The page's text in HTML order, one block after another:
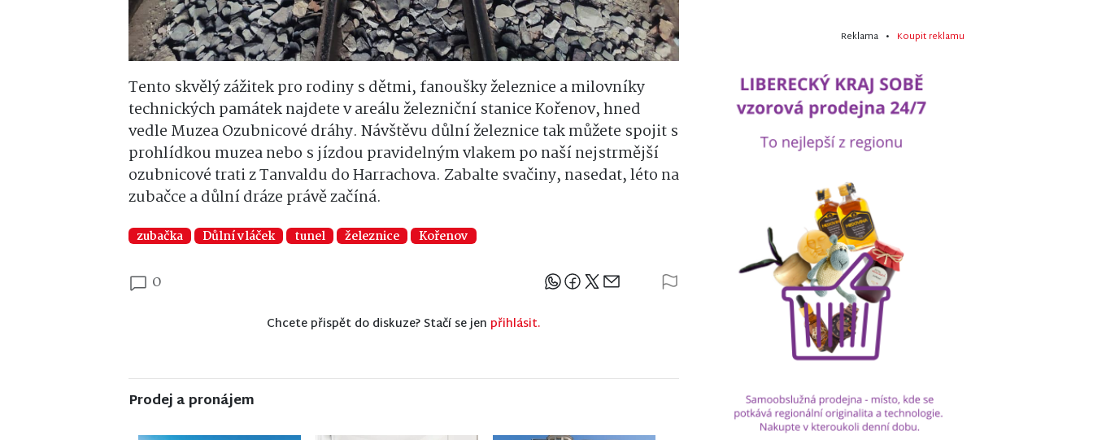
Tento skvělý zážitek pro rodiny s dětmi, fanoušky železnice a milovníky
technických památek najdete v areálu železniční stanice Kořenov, hned
vedle Muzea Ozubnicové dráhy. Návštěvu důlní železnice tak můžete spojit s
prohlídkou muzea nebo s jízdou pravidelným vlakem po naší nejstrmější
ozubnicové trati z Tanvaldu do Harrachova. Zabalte svačiny, nasedat, léto na
zubačce a důlní dráze právě začíná.
zubačka Důlní vláček tunel železnice Kořenov
0
Sdílejte článek
Chcete přispět do diskuze? Stačí se jen přihlásit.
Prodej a pronájem
Reklama • Koupit reklamu